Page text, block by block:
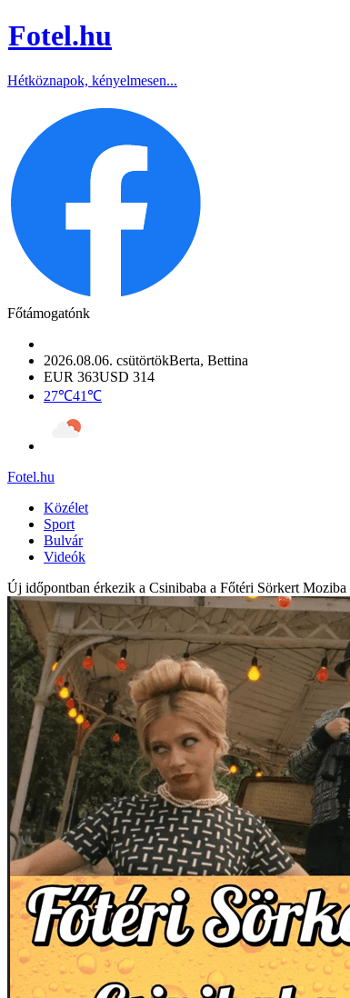
Fotel.hu
Hétköznapok, kényelmesen...
Főtámogatónk
2026.08.06. csütörtökBerta, Bettina
EUR 363USD 314
27℃41℃
Fotel.hu
Közélet
Sport
Bulvár
Videók
Új időpontban érkezik a Csinibaba a Főtéri Sörkert